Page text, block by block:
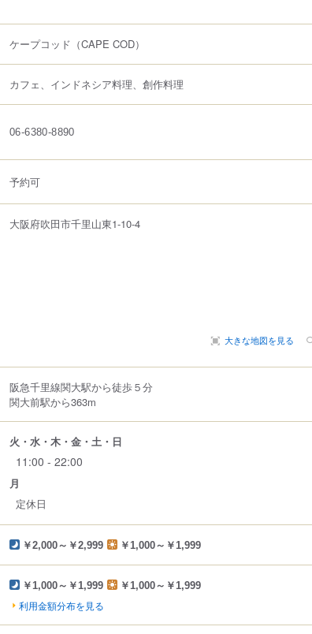
ケープコッド （CAPE COD）
カフェ、インドネシア料理、創作料理
06-6380-8890
予約可
大阪府吹田市千里山東1-10-4
大きな地図を見る
阪急千里線関大駅から徒歩５分
関大前駅から363m
火・水・木・金・土・日
11:00 - 22:00
月
定休日
￥2,000～￥2,999 ￥1,000～￥1,999
￥1,000～￥1,999 ￥1,000～￥1,999
利用金額分布を見る